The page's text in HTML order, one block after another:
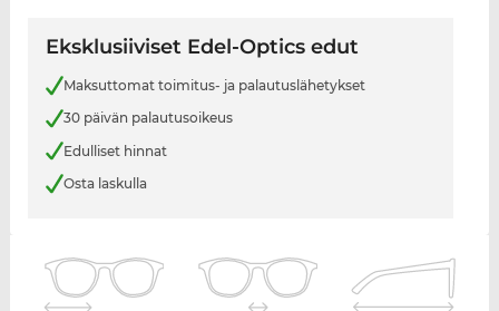
Eksklusiiviset Edel-Optics edut
Maksuttomat toimitus- ja palautuslähetykset
30 päivän palautusoikeus
Edulliset hinnat
Osta laskulla